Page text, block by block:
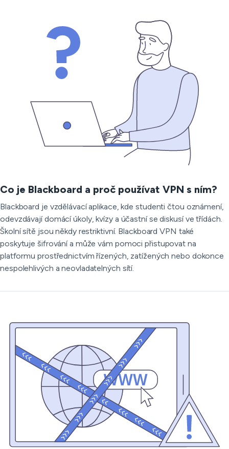
Co je Blackboard a proč používat VPN s ním?
Blackboard je vzdělávací aplikace, kde studenti čtou oznámení,
odevzdávají domácí úkoly, kvízy a účastní se diskusí ve třídách.
Školní sítě jsou někdy restriktivní. Blackboard VPN také
poskytuje šifrování a může vám pomoci přistupovat na
platformu prostřednictvím řízených, zatížených nebo dokonce
nespolehlivých a neovladatelných sítí.